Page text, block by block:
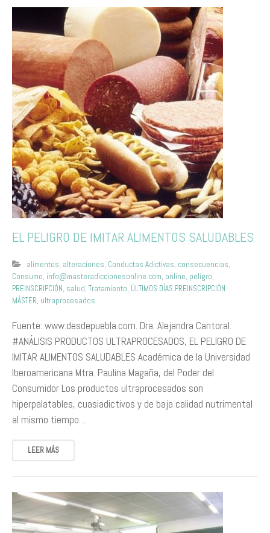
EL PELIGRO DE IMITAR ALIMENTOS SALUDABLES
alimentos, alteraciones, Conductas Adictivas, consecuencias,
Consumo, info@masteradiccionesonline.com, online, peligro,
PREINSCRIPCIÓN, salud, Tratamiento, ÚLTIMOS DÍAS PREINSCRIPCIÓN
MÁSTER, ultraprocesados
Fuente: www.desdepuebla.com. Dra. Alejandra Cantoral.
#ANÁLISIS PRODUCTOS ULTRAPROCESADOS, EL PELIGRO DE
IMITAR ALIMENTOS SALUDABLES Académica de la Universidad
Iberoamericana Mtra. Paulina Magaña, del Poder del
Consumidor Los productos ultraprocesados son
hiperpalatables, cuasiadictivos y de baja calidad nutrimental
al mismo tiempo…
LEER MÁS